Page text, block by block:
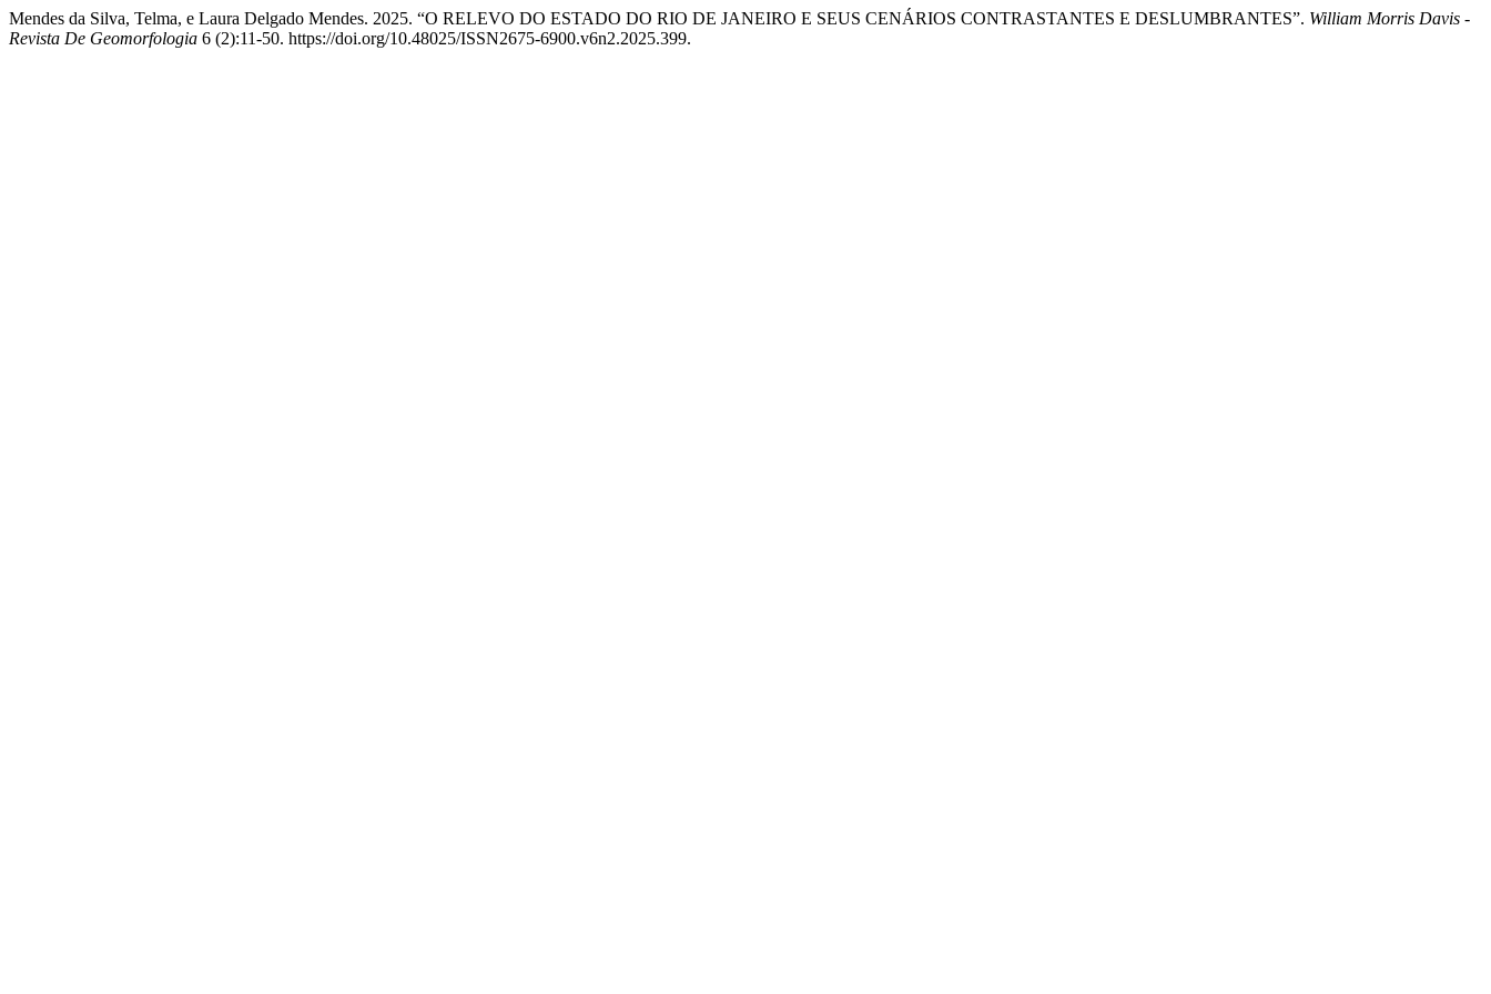
Mendes da Silva, Telma, e Laura Delgado Mendes. 2025. “O RELEVO DO ESTADO DO RIO DE JANEIRO E SEUS CENÁRIOS CONTRASTANTES E DESLUMBRANTES”. William Morris Davis -
Revista De Geomorfologia 6 (2):11-50. https://doi.org/10.48025/ISSN2675-6900.v6n2.2025.399.